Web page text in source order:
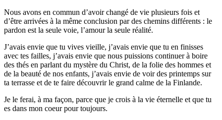
Nous avons en commun d’avoir changé de vie plusieurs fois et
d’être arrivées à la même conclusion par des chemins différents : le
pardon est la seule voie, l’amour la seule réalité.
J’avais envie que tu vives vieille, j’avais envie que tu en finisses
avec tes failles, j’avais envie que nous puissions continuer à boire
des thés en parlant du mystère du Christ, de la folie des hommes et
de la beauté de nos enfants, j’avais envie de voir des printemps sur
ta terrasse et de te faire découvrir le grand calme de la Finlande.
Je le ferai, à ma façon, parce que je crois à la vie éternelle et que tu
es dans mon coeur pour toujours.